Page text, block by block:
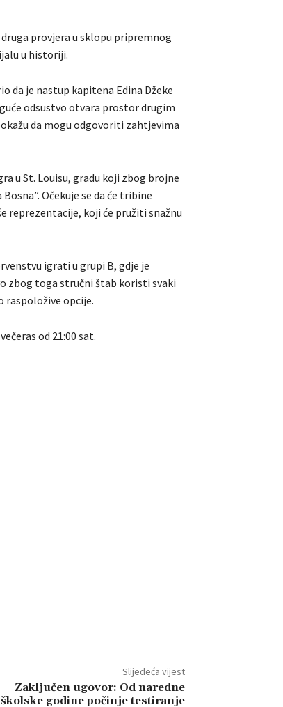
provjera u sklopu pripremnog
u historiji.
da je nastup kapitena Edina Džeke
odsustvo otvara prostor drugim
da mogu odgovoriti zahtjevima
u St. Louisu, gradu koji zbog brojne
Očekuje se da će tribine
reprezentacije, koji će pružiti snažnu
igrati u grupi B, gdje je
zbog toga stručni štab koristi svaki
raspoložive opcije.
od 21:00 sat.
Slijedeća vijest
Zaključen ugovor: Od naredne
školske godine počinje testiranje